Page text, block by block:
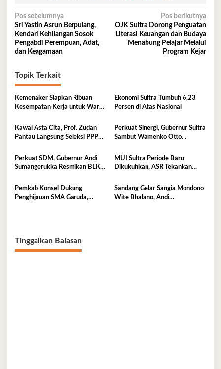
Navigasi
pos
Pos sebelumnya
Sri Yastin Asrun Berpulang,
Kendari Kehilangan Sosok
Pengabdi Perempuan, Adat,
dan Keagamaan
Pos berikutnya
OJK Sultra Dorong Penguatan
Literasi Keuangan dan Budaya
Menabung Pelajar Melalui
Program Kejar
Topik Terkait
Kemenaker Siapkan Ribuan
Kesempatan Kerja untuk Warga
Ekonomi Sultra Tumbuh 6,23
Persen di Atas Nasional
Kawal Asta Cita, Prof. Zudan
Pantau Langsung Seleksi PPPK
Perkuat Sinergi, Gubernur Sultra
Sambut Wamenko Otto
Perkuat SDM, Gubernur Andi
Sumangerukka Resmikan BLK
MUI Sultra Periode Baru
Dikukuhkan, ASR Tekankan
Perkuat Persatuan
Pemkab Konsel Dukung
Penghijauan SMA Garuda,
Sandang Gelar Sangia Mondono
Wite Bhalano, Andi
Tinggalkan Balasan